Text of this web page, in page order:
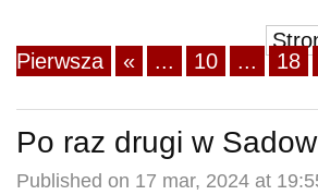
Pierwsza
« ... 10 ... 18
Po raz drugi w
Published on 17 mar, 2024 at